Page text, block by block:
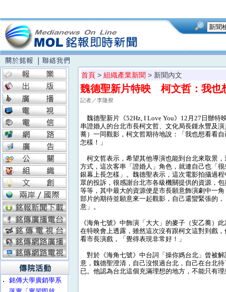
‧
銘傳大學廣銷學系
首頁 > 組織產業新聞 > 新聞內文
魏德聖新片特映 柯文哲：我也
記者／李隆揆
魏德聖新片《52Hz, I Love You》12月27日辦特
串證婚人的台北市長柯文哲、文化局長鍾永豐及
蕎）一同觀影，柯文哲期待地說：「我也想看看
怎樣！」
柯文哲表示，希望其他導演也能到台北來取景
方式，這次客串「證婚人」角色，就連自己也「
銀幕上長怎樣」。魏德聖表示，這次電影拍攝過
眾的投訴，很感謝台北市各級機關提供的資源，
等等，其中最大的資源便是市長願意飾演劇中一
部片的期待並願意來一起觀影，自己還蠻緊張的
意」。
《海角七號》中飾演「大大」的麥子（安乙蕎）
在特映會上透露，雖然這次沒有跟柯文這對到戲
看市長演戲，「覺得表現非常好！」
對於《海角七號》中台詞「操你媽台北」曾被
意，魏德聖澄清，自己沒恨過台北，自己在台北
已。他認為台北這個充滿理想的地方，不能只有